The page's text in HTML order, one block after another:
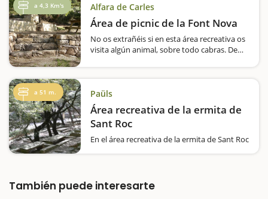
a 4,3 Km's Alfara de Carles
Área de picnic de la Font Nova
No os extrañéis si en esta área recreativa os
visita algún animal, sobre todo cabras. De
acercarse. Es necesario que…
a 51 m. Paüls
Área recreativa de la ermita de
Sant Roc
En el área recreativa de la ermita de Sant Roc
donde resguardarse del calor. El espacio es
atractivo también…
También puede interesarte